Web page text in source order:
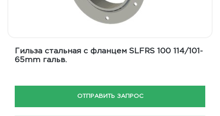
Гильза стальная с фланцем SLFRS 100 114/101-
65mm гальв.
ОТПРАВИТЬ ЗАПРОС